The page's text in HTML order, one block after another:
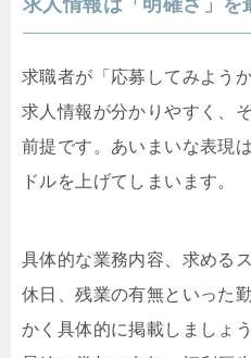
求人情報は「明確さ」を
求職者が「応募してみよう
求人情報が分かりやすく、
前提です。あいまいな表現
ドルを上げてしまいます。
具体的な業務内容、求める
休日、残業の有無といった
かく具体的に掲載しましょ